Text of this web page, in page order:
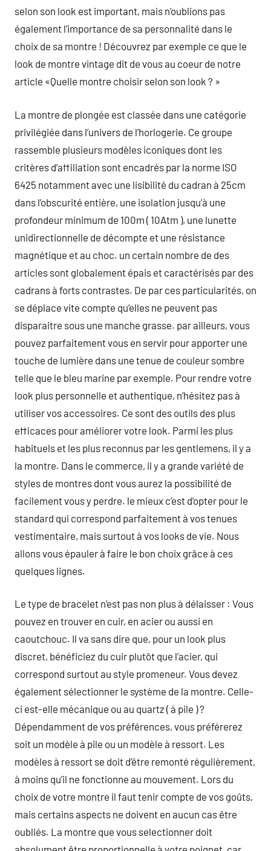
selon son look est important, mais n’oublions pas
également l’importance de sa personnalité dans le
choix de sa montre ! Découvrez par exemple ce que le
look de montre vintage dit de vous au coeur de notre
article «Quelle montre choisir selon son look ? »
La montre de plongée est classée dans une catégorie
privilégiée dans l’univers de l’horlogerie. Ce groupe
rassemble plusieurs modèles iconiques dont les
critères d’affiliation sont encadrés par la norme ISO
6425 notamment avec une lisibilité du cadran à 25cm
dans l’obscurité entière, une isolation jusqu’à une
profondeur minimum de 100m ( 10Atm ), une lunette
unidirectionnelle de décompte et une résistance
magnétique et au choc. un certain nombre de des
articles sont globalement épais et caractérisés par des
cadrans à forts contrastes. De par ces particularités, on
se déplace vite compte qu’elles ne peuvent pas
disparaitre sous une manche grasse. par ailleurs, vous
pouvez parfaitement vous en servir pour apporter une
touche de lumière dans une tenue de couleur sombre
telle que le bleu marine par exemple. Pour rendre votre
look plus personnelle et authentique, n’hésitez pas à
utiliser vos accessoires. Ce sont des outils des plus
efficaces pour améliorer votre look. Parmi les plus
habituels et les plus reconnus par les gentlemens, il y a
la montre. Dans le commerce, il y a grande variété de
styles de montres dont vous aurez la possibilité de
facilement vous y perdre. le mieux c’est d’opter pour le
standard qui correspond parfaitement à vos tenues
vestimentaire, mais surtout à vos looks de vie. Nous
allons vous épauler à faire le bon choix grâce à ces
quelques lignes.
Le type de bracelet n’est pas non plus à délaisser : Vous
pouvez en trouver en cuir, en acier ou aussi en
caoutchouc. Il va sans dire que, pour un look plus
discret, bénéficiez du cuir plutôt que l’acier, qui
correspond surtout au style promeneur. Vous devez
également sélectionner le système de la montre. Celle-
ci est-elle mécanique ou au quartz ( à pile ) ?
Dépendamment de vos préférences, vous préférerez
soit un modèle à pile ou un modèle à ressort. Les
modèles à ressort se doit d’être remonté régulièrement,
à moins qu’il ne fonctionne au mouvement. Lors du
choix de votre montre il faut tenir compte de vos goûts,
mais certains aspects ne doivent en aucun cas être
oubliés. La montre que vous selectionner doit